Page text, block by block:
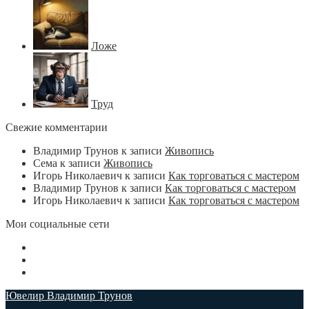
Ложе
Труд
Свежие комментарии
Владимир Трунов к записи Живопись
Сема к записи Живопись
Игорь Николаевич к записи Как торговаться с мастером
Владимир Трунов к записи Как торговаться с мастером
Игорь Николаевич к записи Как торговаться с мастером
Мои социальные сети
Ювелир Владимир Трунов